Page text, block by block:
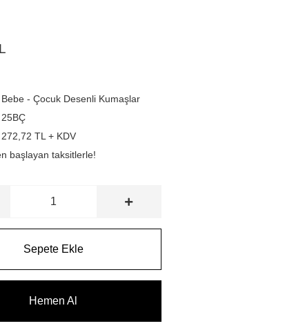
Bebe - Çocuk Desenli Kumaşlar
25BÇ
272,72 TL + KDV
başlayan taksitlerle!
Sepete Ekle
Hemen Al